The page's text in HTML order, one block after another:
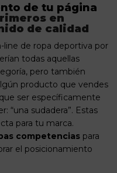
de tu página
en
de calidad
de ropa deportiva por
todas aquellas
pero también
producto que vendes
ser específicamente
“una sudadera”. Estas
para tu marca.
competencias para
el posicionamiento